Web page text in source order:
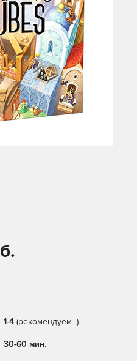
1-4 (рекомендуем -)
30-60 мин.